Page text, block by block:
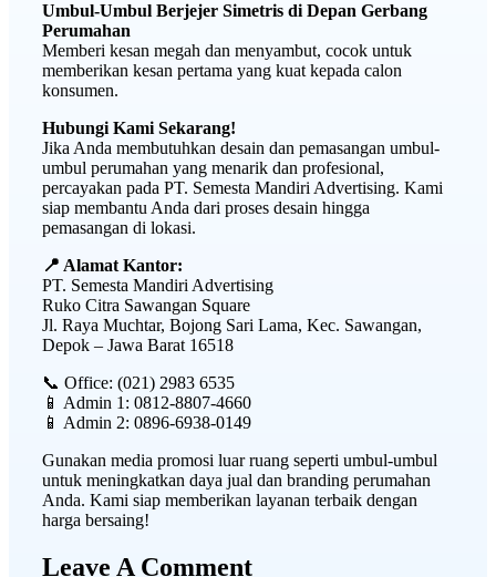
Umbul-Umbul Berjejer Simetris di Depan Gerbang
Perumahan
Memberi kesan megah dan menyambut, cocok untuk
memberikan kesan pertama yang kuat kepada calon
konsumen.
Hubungi Kami Sekarang!
Jika Anda membutuhkan desain dan pemasangan umbul-
umbul perumahan yang menarik dan profesional,
percayakan pada PT. Semesta Mandiri Advertising. Kami
siap membantu Anda dari proses desain hingga
pemasangan di lokasi.
📍 Alamat Kantor:
PT. Semesta Mandiri Advertising
Ruko Citra Sawangan Square
Jl. Raya Muchtar, Bojong Sari Lama, Kec. Sawangan,
Depok – Jawa Barat 16518
📞 Office: (021) 2983 6535
📱 Admin 1: 0812-8807-4660
📱 Admin 2: 0896-6938-0149
Gunakan media promosi luar ruang seperti umbul-umbul
untuk meningkatkan daya jual dan branding perumahan
Anda. Kami siap memberikan layanan terbaik dengan
harga bersaing!
Leave A Comment